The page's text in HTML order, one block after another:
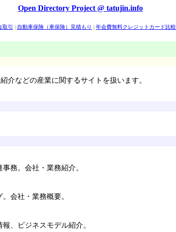
Open Directory Project @ tatujin.info
取引 | 自動車保険（車保険）見積もり | 年会費無料クレジットカード比較
介などの産業に関するサイトを扱います。
務。会社・業務紹介。
会社・業務概要。
、ビジネスモデル紹介。